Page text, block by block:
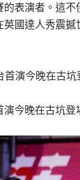
表演者。這不
國達人秀震撼
演今晚在古坑